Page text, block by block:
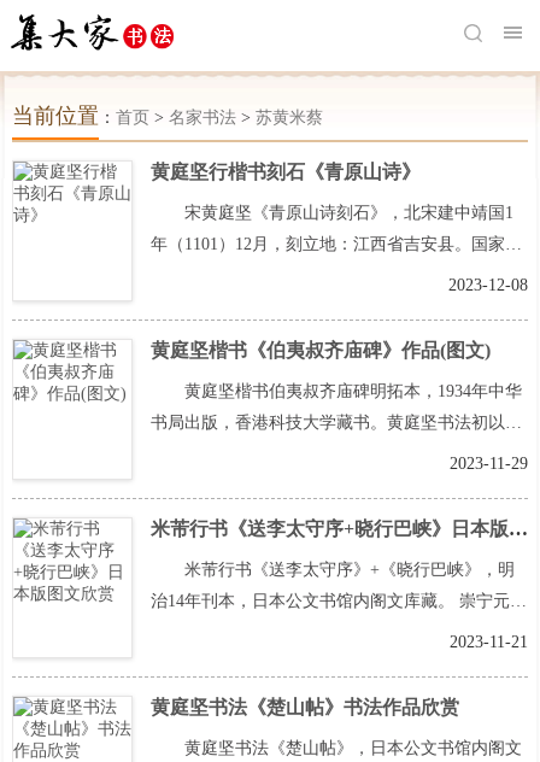
当前位置 ： 首页 > 名家书法 > 苏黄米蔡
黄庭坚行楷书刻石《青原山诗》
宋黄庭坚《青原山诗刻石》，北宋建中靖国1
年（1101）12月，刻立地：江西省吉安县。国家图
书馆藏拓8张。《青原山诗》全称《次韵周元翁同
周法曹游青原山寺》。北宋黄庭坚诗并书。阅读全
2023-12-08
黄庭坚楷书《伯夷叔齐庙碑》作品(图文)
黄庭坚楷书伯夷叔齐庙碑明拓本，1934年中华
书局出版，香港科技大学藏书。黄庭坚书法初以周
越为师，后来取法颜真卿及怀素，受杨凝式影响，
倔，笔法瘦劲，字体开张，自成风格，为“宋四
2023-11-29
米芾行书《送李太守序+晓行巴峡》日本版图文欣赏
米芾行书《送李太守序》+《晓行巴峡》，明
治14年刊本，日本公文书馆内阁文库藏。 崇宁元年
八月芾声明：以上作品仅供学习参考，本站并不能
2023-11-21
黄庭坚书法《楚山帖》书法作品欣赏
黄庭坚书法《楚山帖》，日本公文书馆内阁文